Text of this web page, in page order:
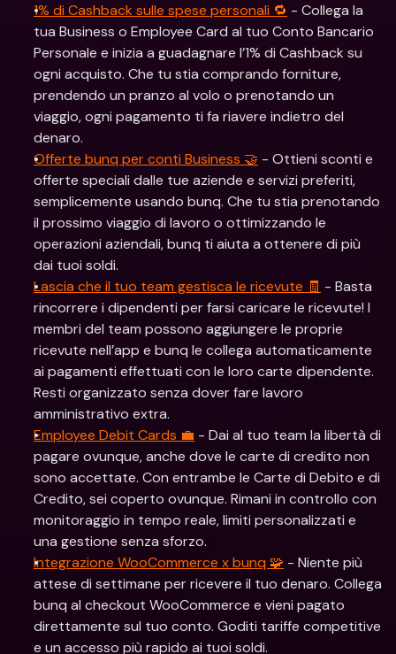
1% di Cashback sulle spese personali 🔁 - Collega la
tua Business o Employee Card al tuo Conto Bancario
Personale e inizia a guadagnare l’1% di Cashback su
ogni acquisto. Che tu stia comprando forniture,
prendendo un pranzo al volo o prenotando un
viaggio, ogni pagamento ti fa riavere indietro del
denaro.
Offerte bunq per conti Business 🤝 - Ottieni sconti e
offerte speciali dalle tue aziende e servizi preferiti,
semplicemente usando bunq. Che tu stia prenotando
il prossimo viaggio di lavoro o ottimizzando le
operazioni aziendali, bunq ti aiuta a ottenere di più
dai tuoi soldi.
Lascia che il tuo team gestisca le ricevute 🧾 - Basta
rincorrere i dipendenti per farsi caricare le ricevute! I
membri del team possono aggiungere le proprie
ricevute nell’app e bunq le collega automaticamente
ai pagamenti effettuati con le loro carte dipendente.
Resti organizzato senza dover fare lavoro
amministrativo extra.
Employee Debit Cards 💼 - Dai al tuo team la libertà di
pagare ovunque, anche dove le carte di credito non
sono accettate. Con entrambe le Carte di Debito e di
Credito, sei coperto ovunque. Rimani in controllo con
monitoraggio in tempo reale, limiti personalizzati e
una gestione senza sforzo.
Integrazione WooCommerce x bunq 🧩 - Niente più
attese di settimane per ricevere il tuo denaro. Collega
bunq al checkout WooCommerce e vieni pagato
direttamente sul tuo conto. Goditi tariffe competitive
e un accesso più rapido ai tuoi soldi.